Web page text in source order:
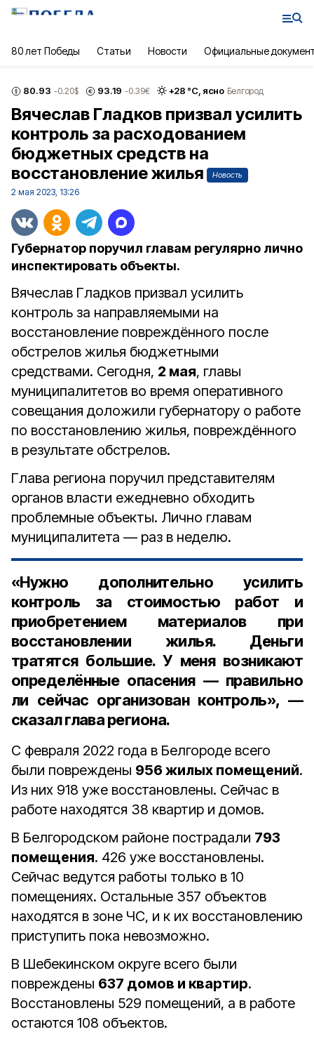
80 лет Победы Статьи Новости Официальные
80.93 -0.20$ 93.19 -0.39€ +28 °С, ясно Белгород
Вячеслав Гладков призвал усилить
контроль за расходованием
бюджетных средств на
восстановление жилья
Новость
2 мая 2023, 13:26
Губернатор поручил главам регулярно лично
инспектировать объекты.
Вячеслав Гладков призвал усилить
контроль за направляемыми на
восстановление повреждённого после
обстрелов жилья бюджетными
средствами. Сегодня, 2 мая, главы
муниципалитетов во время оперативного
совещания доложили губернатору о работе
по восстановлению жилья, повреждённого
в результате обстрелов.
Глава региона поручил представителям
органов власти ежедневно обходить
проблемные объекты. Лично главам
муниципалитета — раз в неделю.
«Нужно дополнительно усилить
контроль за стоимостью работ и
приобретением материалов при
восстановлении жилья. Деньги
тратятся большие. У меня возникают
определённые опасения — правильно
ли сейчас организован контроль», —
сказал глава региона.
С февраля 2022 года в Белгороде всего
были повреждены 956 жилых помещений.
Из них 918 уже восстановлены. Сейчас в
работе находятся 38 квартир и домов.
В Белгородском районе пострадали 793
помещения. 426 уже восстановлены.
Сейчас ведутся работы только в 10
помещениях. Остальные 357 объектов
находятся в зоне ЧС, и к их восстановлению
приступить пока невозможно.
В Шебекинском округе всего были
повреждены 637 домов и квартир.
Восстановлены 529 помещений, а в работе
остаются 108 объектов.